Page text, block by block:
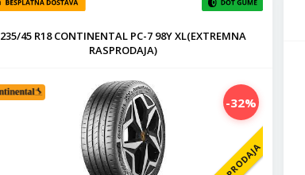
235/45 R18 CONTINENTAL PC-7 98Y XL(EXTREMNA
RASPRODAJA)
-32%